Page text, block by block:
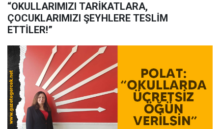
“OKULLARIMIZI TARİKATLARA,
ÇOCUKLARIMIZI ŞEYHLERE TESLİM
ETTİLER!”